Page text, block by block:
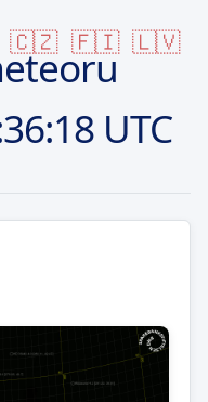
🇨🇿 🇫🇮 🇱🇻
UTC